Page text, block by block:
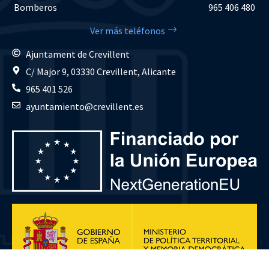
Bomberos
965 406 480
Ver más teléfonos
Ajuntament de Crevillent
C/ Major 9, 03330 Crevillent, Alicante
965 401 526
ayuntamiento@crevillent.es